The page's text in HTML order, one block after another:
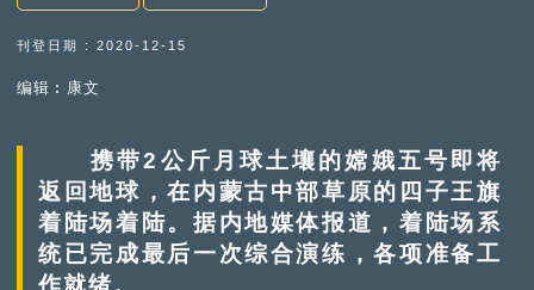
刊登日期 : 2020-12-15
编辑︰康文
携带2公斤月球土壤的嫦娥五号即将
返回地球，在内蒙古中部草原的四子王旗
着陆场着陆。据内地媒体报道，着陆场系
统已完成最后一次综合演练，各项准备工
作就绪。